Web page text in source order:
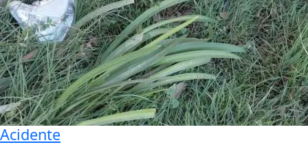
Acidente